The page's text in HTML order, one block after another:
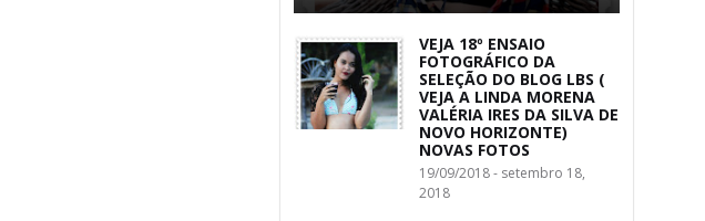
VEJA 18º ENSAIO
FOTOGRÁFICO DA
SELEÇÃO DO BLOG LBS (
VEJA A LINDA MORENA
VALÉRIA IRES DA SILVA DE
NOVO HORIZONTE)
NOVAS FOTOS
19/09/2018 - setembro 18,
2018